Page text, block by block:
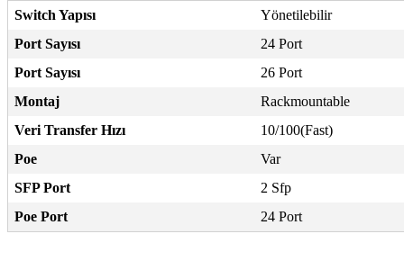
Switch Yapısı
Yönetilebilir
Port Sayısı
24 Port
Port Sayısı
26 Port
Montaj
Rackmountable
Veri Transfer Hızı
10/100(Fast)
Poe
Var
SFP Port
2 Sfp
Poe Port
24 Port